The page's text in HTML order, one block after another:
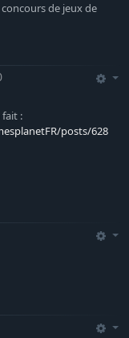
de jeux de
:
posts/628